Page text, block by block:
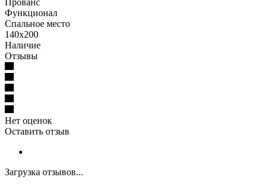
Функционал
Спальное место
140x200
Наличие
Отзывы
Нет оценок
Оставить отзыв
Загрузка отзывов...